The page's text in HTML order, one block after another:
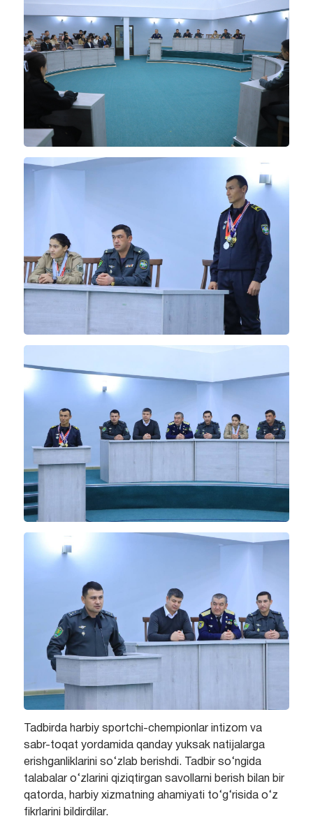
Tadbirda harbiy sportchi-chempionlar intizom va
sabr-toqat yordamida qanday yuksak natijalarga
erishganliklarini so‘zlab berishdi. Tadbir so‘ngida
talabalar o‘zlarini qiziqtirgan savollarni berish bilan bir
qatorda, harbiy xizmatning ahamiyati to‘g‘risida o‘z
fikrlarini bildirdilar.